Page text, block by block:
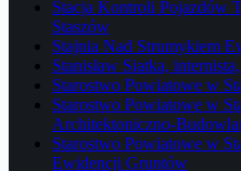
Stacja Kontroli Pojazdów
Staszów
Stajnia Nad Strumykiem
Stanisław Siatka,
Starostwo Powiatowe w
Starostwo Powiatowe w
Architektoniczno-
Starostwo Powiatowe w
Ewidencji Gruntów